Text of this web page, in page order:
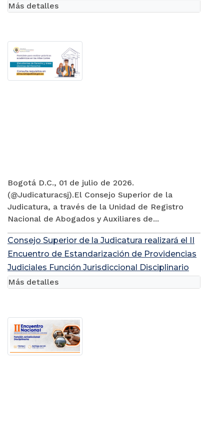
Bogotá D.C., 01 de julio de 2026.
(@Judicaturacsj).El Consejo Superior de la
Judicatura, a través de la Unidad de Registro
Nacional de Abogados y Auxiliares de...
Más detalles
Consejo Superior de la Judicatura realizará el II
Encuentro de Estandarización de Providencias
Judiciales Función Jurisdiccional Disciplinario
Más detalles